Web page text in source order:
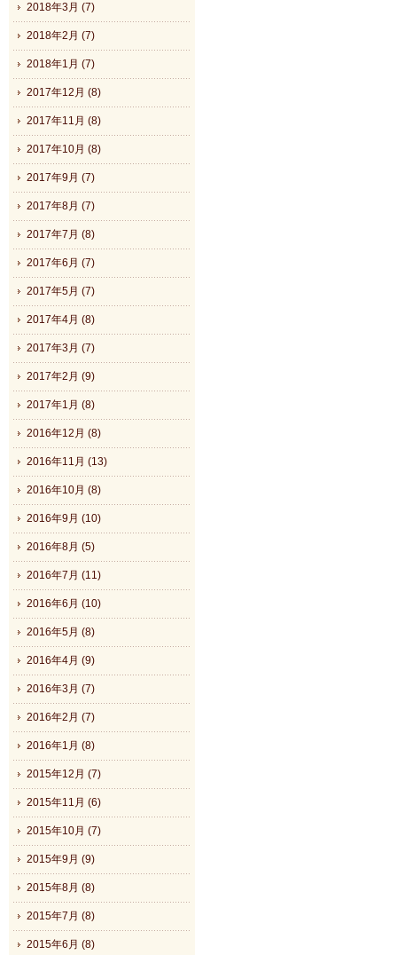
2018年3月 (7)
2018年2月 (7)
2018年1月 (7)
2017年12月 (8)
2017年11月 (8)
2017年10月 (8)
2017年9月 (7)
2017年8月 (7)
2017年7月 (8)
2017年6月 (7)
2017年5月 (7)
2017年4月 (8)
2017年3月 (7)
2017年2月 (9)
2017年1月 (8)
2016年12月 (8)
2016年11月 (13)
2016年10月 (8)
2016年9月 (10)
2016年8月 (5)
2016年7月 (11)
2016年6月 (10)
2016年5月 (8)
2016年4月 (9)
2016年3月 (7)
2016年2月 (7)
2016年1月 (8)
2015年12月 (7)
2015年11月 (6)
2015年10月 (7)
2015年9月 (9)
2015年8月 (8)
2015年7月 (8)
2015年6月 (8)